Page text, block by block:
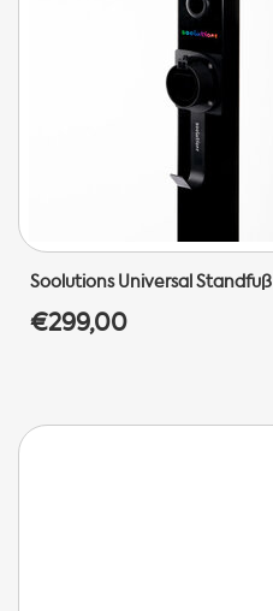
Soolutions Universal Standfuß
€299,00